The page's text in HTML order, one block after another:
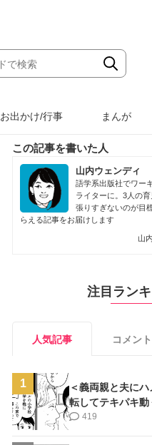
お出かけ/行事 まんが
この記事を書いた人
山内ウェンディ
語学系出版社でワー
ライターに。3人の
張りすぎないのが目
らえる記事をお届けします
山
注目ラン
人気記事 コメント
1
＜義両親と夫に
転してテキパキ
提案され【第4話
419